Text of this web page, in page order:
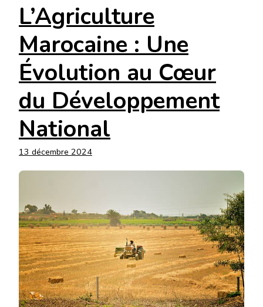
L’Agriculture
Marocaine : Une
Évolution au Cœur
du Développement
National
13 décembre 2024